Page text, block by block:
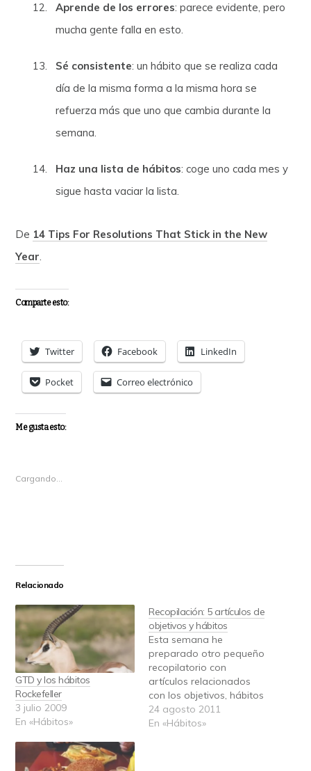
Aprende de los errores: parece evidente, pero
mucha gente falla en esto.
Sé consistente: un hábito que se realiza cada
día de la misma forma a la misma hora se
refuerza más que uno que cambia durante la
semana.
Haz una lista de hábitos: coge uno cada mes y
sigue hasta vaciar la lista.
De 14 Tips For Resolutions That Stick in the New
Year.
Comparte esto:
Twitter Facebook LinkedIn
Pocket Correo electrónico
Me gusta esto:
Cargando...
Relacionado
GTD y los hábitos
Rockefeller
3 julio 2009
En «Hábitos»
Recopilación: 5 artículos de
objetivos y hábitos
Esta semana he
preparado otro pequeño
recopilatorio con
artículos relacionados
con los objetivos, hábitos
y propósitos más leídos.
Las vacaciones son una
24 agosto 2011
En «Hábitos»